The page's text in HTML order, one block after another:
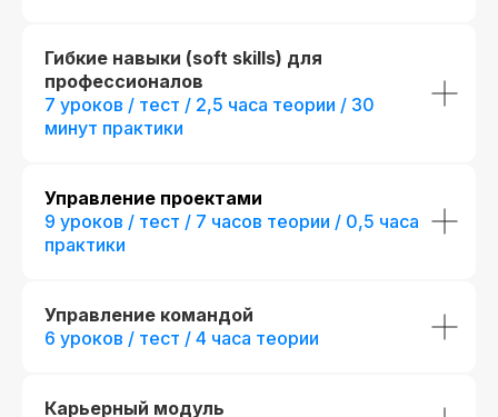
Гибкие навыки (soft skills) для
профессионалов
7 уроков / тест / 2,5 часа теории / 30
минут практики
Управление проектами
9 уроков / тест / 7 часов теории / 0,5 часа
практики
Управление командой
6 уроков / тест / 4 часа теории
Карьерный модуль
До окончания акции осталось